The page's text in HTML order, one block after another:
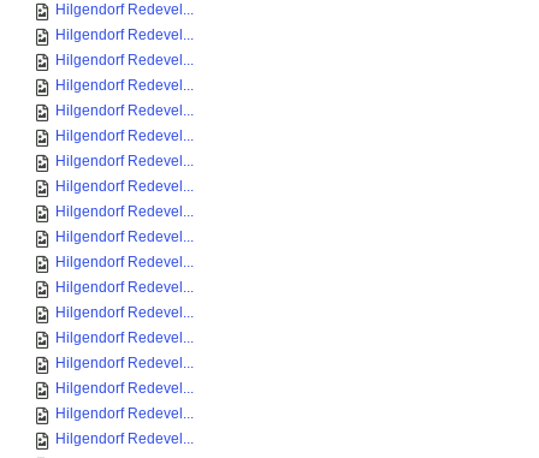
Hilgendorf Redevel...
Hilgendorf Redevel...
Hilgendorf Redevel...
Hilgendorf Redevel...
Hilgendorf Redevel...
Hilgendorf Redevel...
Hilgendorf Redevel...
Hilgendorf Redevel...
Hilgendorf Redevel...
Hilgendorf Redevel...
Hilgendorf Redevel...
Hilgendorf Redevel...
Hilgendorf Redevel...
Hilgendorf Redevel...
Hilgendorf Redevel...
Hilgendorf Redevel...
Hilgendorf Redevel...
Hilgendorf Redevel...